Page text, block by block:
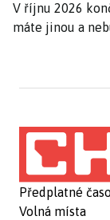
V říjnu 2026
máte jinou a
Předplatné
Volná místa